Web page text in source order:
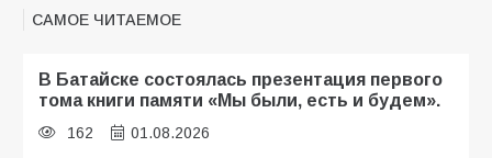
САМОЕ ЧИТАЕМОЕ
В Батайске состоялась презентация первого
тома книги памяти «Мы были, есть и будем».
162 01.08.2026